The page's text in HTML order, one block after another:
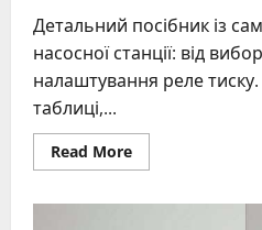
Детальний посібник із
насосної станції: від
налаштування реле тиску.
таблиці,...
Read MoreRead
more